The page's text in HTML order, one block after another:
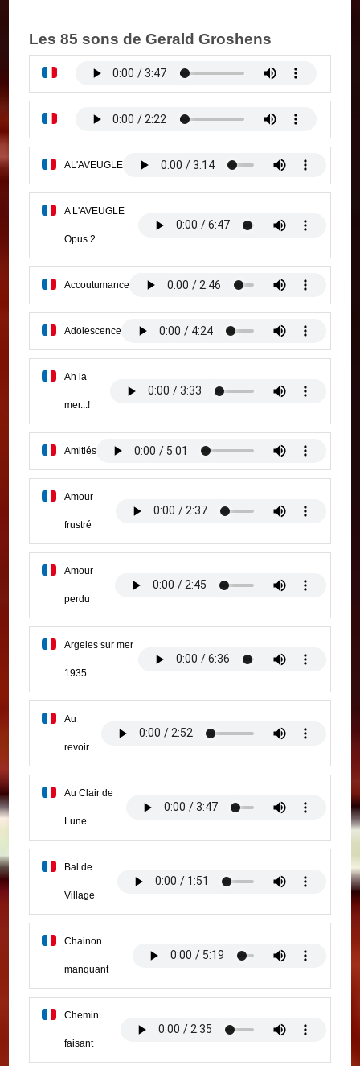
Les 85 sons de Gerald Groshens
AL'AVEUGLE
A L'AVEUGLE
Opus 2
Accoutumance
Adolescence
Ah la
mer...!
Amitiés
Amour
frustré
Amour
perdu
Argeles sur mer
1935
Au
revoir
Au Clair de
Lune
Bal de
Village
Chainon
manquant
Chemin
faisant